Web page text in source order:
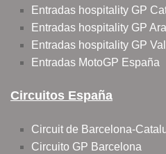
Entradas hospitality GP
Entradas hospitality GP
Entradas hospitality GP
Entradas MotoGP España
Circuitos España
Circuit de Barcelona-
Circuito GP Barcelona